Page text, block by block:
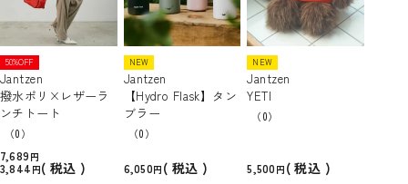
50%OFF
Jantzen
撥水ポリ×レザーラ
ンチトート
（0）
7,689
3,844
税込
NEW
Jantzen
【Hydro Flask】タン
ブラー
（0）
6,050 税込
NEW
Jantzen
YETI
（0）
5,500 税込